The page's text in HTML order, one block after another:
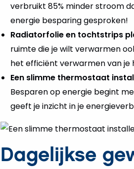
verbruikt 85% minder stroom
energie besparing gesproken!
Radiatorfolie en tochtstrips
ruimte die je wilt verwarmen
het efficiënt verwarmen van je
Een slimme thermostaat
Besparen op energie begint
geeft je inzicht in je
Dagelijkse